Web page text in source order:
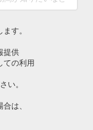
す。
提供
ての利用
い。
は、